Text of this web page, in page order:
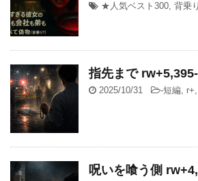
★人気ベスト300, 背乗り
指先まで
2025/10/31 -短編, r+,
呪いを喰う側